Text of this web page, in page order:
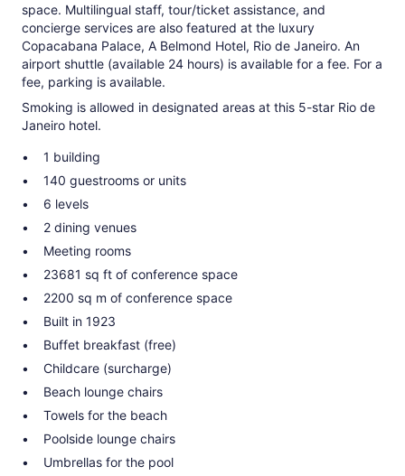
space. Multilingual staff, tour/ticket assistance, and
concierge services are also featured at the luxury
Copacabana Palace, A Belmond Hotel, Rio de Janeiro. An
airport shuttle (available 24 hours) is available for a fee. For a
fee, parking is available.
Smoking is allowed in designated areas at this 5-star Rio de
Janeiro hotel.
1 building
140 guestrooms or units
6 levels
2 dining venues
Meeting rooms
23681 sq ft of conference space
2200 sq m of conference space
Built in 1923
Buffet breakfast (free)
Childcare (surcharge)
Beach lounge chairs
Towels for the beach
Poolside lounge chairs
Umbrellas for the pool